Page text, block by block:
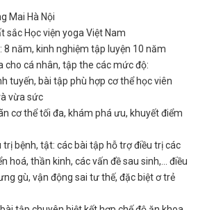
Mai Hà Nội
sắc Học viện yoga Việt Nam
8 năm, kinh nghiệm tập luyện 10 năm
cho cá nhân, tập the các mức độ:
tuyến, bài tập phù hợp cơ thể học viên
vừa sức
cơ thể tối đa, khám phá ưu, khuyết điểm
trị bệnh, tật: các bài tập hỗ trợ điều trị các
hoá, thần kinh, các vấn đề sau sinh,... điều
gù, vận động sai tư thế, đặc biệt ơ trẻ